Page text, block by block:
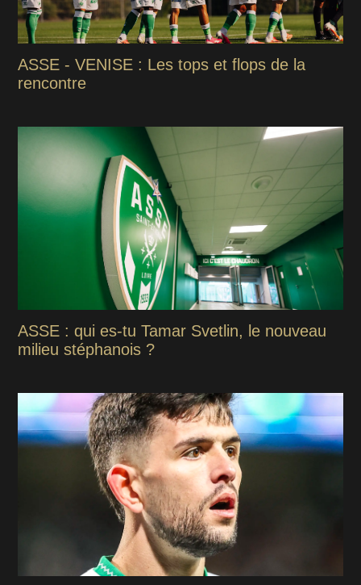
ASSE - VENISE : Les tops et flops de la
rencontre
ASSE : qui es-tu Tamar Svetlin, le nouveau
milieu stéphanois ?